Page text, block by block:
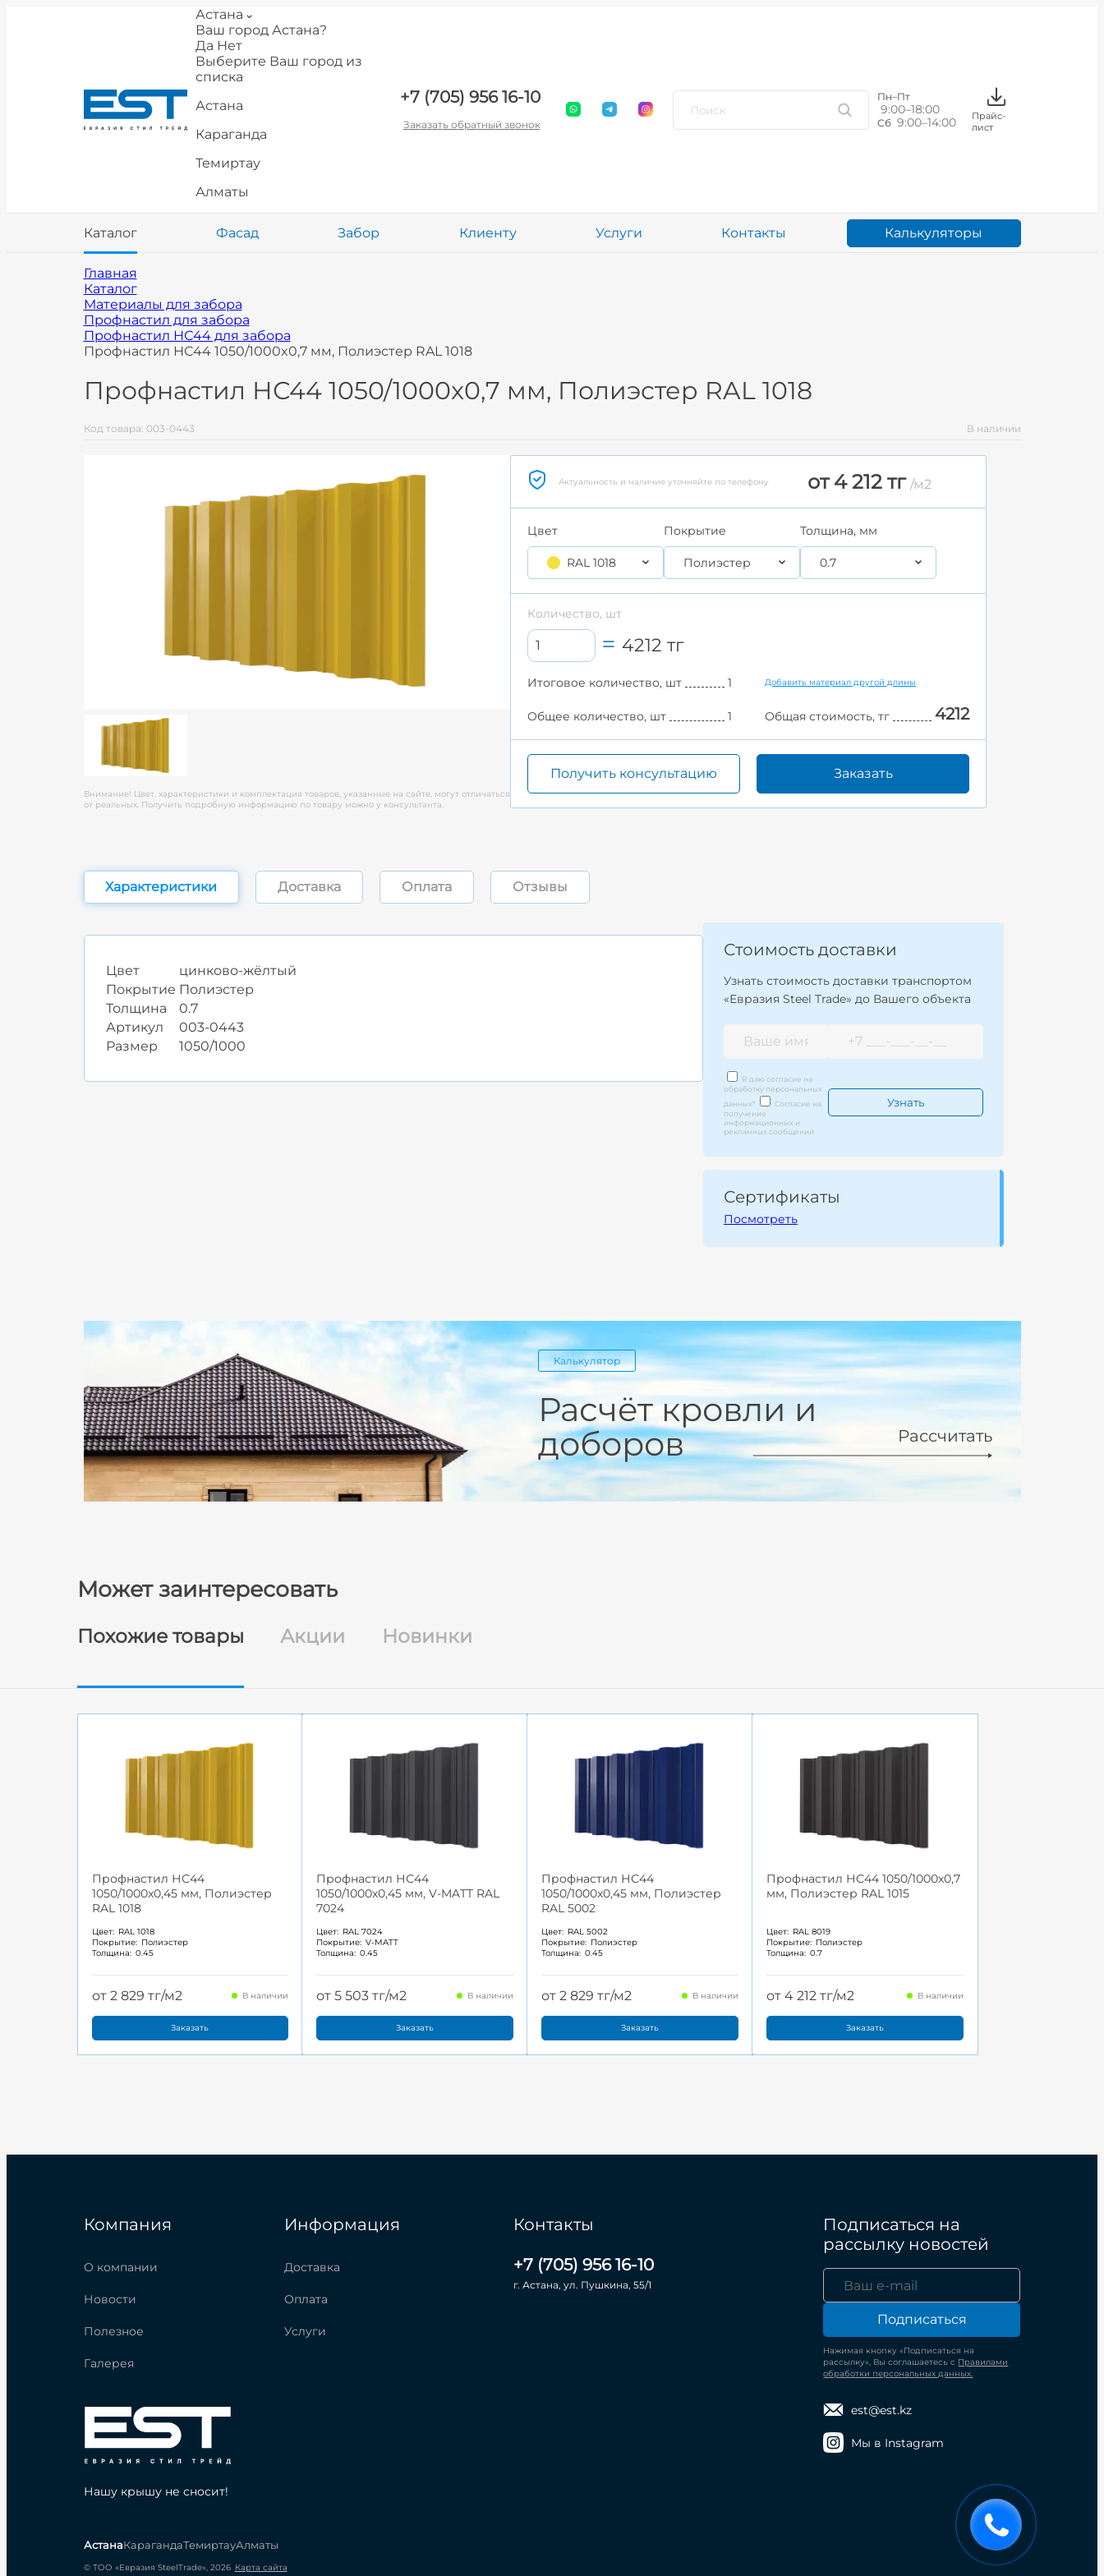
Астана
Ваш город Астана?
Да Нет
Выберите Ваш город из
списка
Астана
Караганда
Темиртау
Алматы
+7 (705) 956 16-10
Заказать обратный звонок
Пн–Пт
9:00–18:00
Сб 9:00–14:00
Прайс-
лист
Каталог Фасад Забор Клиенту Услуги Контакты Калькуляторы
Главная
Каталог
Материалы для забора
Профнастил для забора
Профнастил НС44 для забора
Профнастил НС44 1050/1000x0,7 мм, Полиэстер RAL 1018
Профнастил НС44 1050/1000x0,7 мм, Полиэстер RAL 1018
Код товара: 003-0443 В наличии
Внимание! Цвет, характеристики и комплектация товаров, указанные на сайте, могут отличаться
от реальных. Получить подробную информацию по товару можно у консультанта.
Актуальность и наличие уточняйте по телефону от 4 212 тг /м2
Цвет
RAL 1018
Покрытие
Полиэстер
Толщина, мм
0.7
Количество, шт
4212 тг
Итоговое количество, шт 1 Добавить материал другой длины
Общее количество, шт 1 Общая стоимость, тг 4212
Получить консультацию Заказать
Характеристики Доставка Оплата Отзывы
Цвет
цинково-жёлтый
Покрытие Полиэстер
Толщина
0.7
Артикул
003-0443
Размер
1050/1000
Стоимость доставки
Узнать стоимость доставки транспортом
«Евразия Steel Trade» до Вашего объекта
Я даю согласие на
обработку персональных
данных*
Согласие на
получение
информационных и
рекламных сообщений
Сертификаты
Посмотреть
Калькулятор
Расчёт кровли и
доборов
Рассчитать
Может заинтересовать
Похожие товары Акции Новинки
Профнастил НС44
1050/1000x0,45 мм, Полиэстер
RAL 1018
Цвет: RAL 1018
Покрытие: Полиэстер
Толщина: 0.45
от 2 829 тг/м2 В наличии
Заказать
Профнастил НС44
1050/1000x0,45 мм, V-MATT RAL
7024
Цвет: RAL 7024
Покрытие: V-MATT
Толщина: 0.45
от 5 503 тг/м2 В наличии
Заказать
Профнастил НС44
1050/1000x0,45 мм, Полиэстер
RAL 5002
Цвет: RAL 5002
Покрытие: Полиэстер
Толщина: 0.45
от 2 829 тг/м2 В наличии
Заказать
Профнастил НС44 1050/1000x0,7
мм, Полиэстер RAL 1015
Цвет: RAL 8019
Покрытие: Полиэстер
Толщина: 0.7
от 4 212 тг/м2 В наличии
Заказать
Компания
О компании
Новости
Полезное
Галерея
Информация
Доставка
Оплата
Услуги
Контакты
+7 (705) 956 16-10
г. Астана, ул. Пушкина, 55/1
Подписаться на
рассылку новостей
Подписаться
Нажимая кнопку «Подписаться на
рассылку», Вы соглашаетесь с Правилами
обработки персональных данных.
est@est.kz
Мы в Instagram
Нашу крышу не сносит!
АстанаКарагандаТемиртауАлматы
© ТОО «Евразия SteelTrade», 2026 Карта сайта